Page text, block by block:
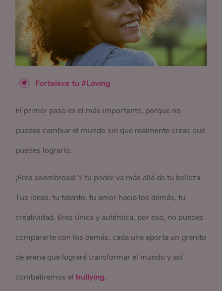
Fortalece tu #Loving
El primer paso es el más importante, porque no
puedes cambiar el mundo sin que realmente creas que
puedes lograrlo.
¡Eres asombrosa! Y tu poder va más allá de tu belleza.
Tus ideas, tu talento, tu amor hacia los demás, tu
creatividad. Eres única y auténtica, por eso, no puedes
compararte con los demás, cada una aporta un granito
de arena que logrará transformar el mundo y así
combatiremos el bullying.